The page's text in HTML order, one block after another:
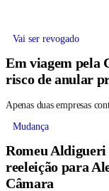
Vai ser revogado
Em viagem pela
risco de anular
Apenas duas empresas
Mudança
Romeu
reeleição para
Câmara